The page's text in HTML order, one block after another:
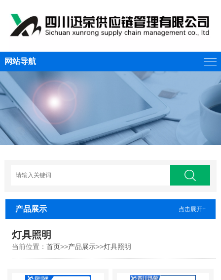
网站导航
产品展示 点击展开+
灯具照明
当前位置： 首页>>产品展示>>灯具照明